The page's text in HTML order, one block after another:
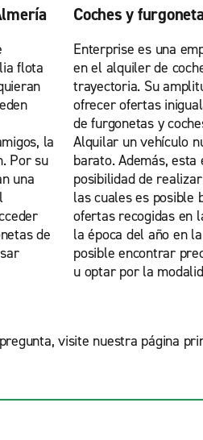
flota
la
Por su
una
de
Coches y
Enterprise es una
en el alquiler de
trayectoria. Su
ofrecer ofertas
de furgonetas y
Alquilar un vehículo
barato. Además,
posibilidad de
las cuales es posible
ofertas recogidas en
la época del año en
posible encontrar
u optar por la
visite nuestra página